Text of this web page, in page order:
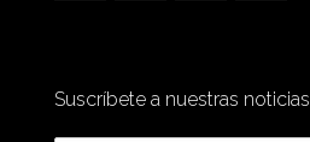
Suscríbete a nuestras noticias